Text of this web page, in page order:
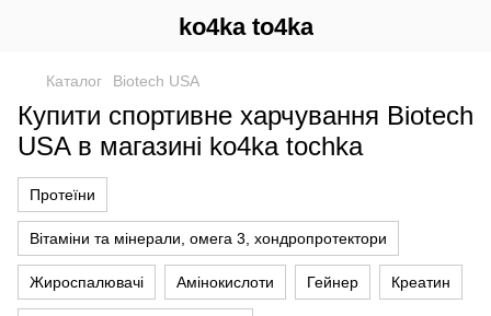
ko4ka to4ka
Каталог Biotech USA
Купити спортивне харчування Biotech
USA в магазині ko4ka tochka
Протеїни
Вітаміни та мінерали, омега 3, хондропротектори
Жироспалювачі Амінокислоти Гейнер Креатин